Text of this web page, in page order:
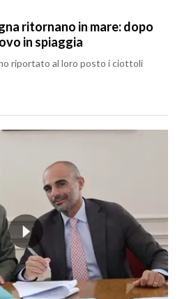
ritornano in mare: dopo
in spiaggia
riportato al loro posto i ciottoli